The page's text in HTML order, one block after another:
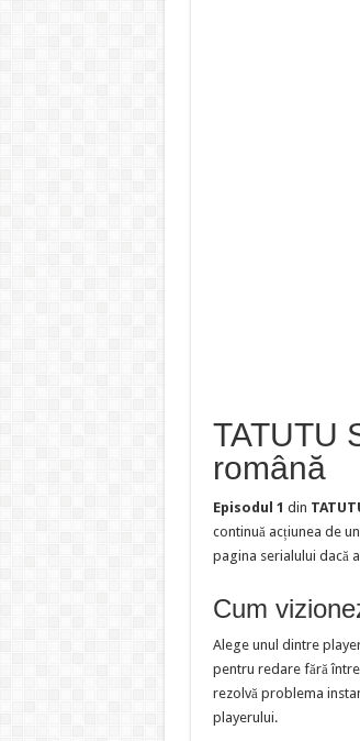
TATUTU
română
Episodul 1 din
continuă acțiunea de
pagina serialului dacă
Cum
Alege unul dintre
pentru redare fără
rezolvă problema
playerului.